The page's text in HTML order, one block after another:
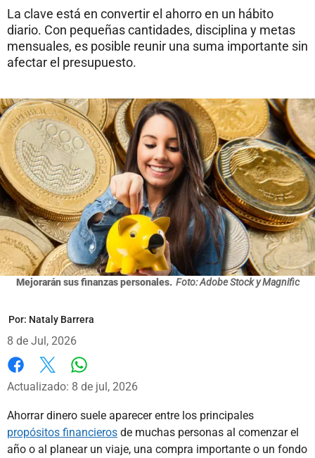
La clave está en convertir el ahorro en un hábito
diario. Con pequeñas cantidades, disciplina y metas
mensuales, es posible reunir una suma importante sin
afectar el presupuesto.
Mejorarán sus finanzas personales. Foto: Adobe Stock y Magnific
Por: Nataly Barrera
8 de Jul, 2026
Facebook
X
Actualizado: 8 de jul, 2026
Ahorrar dinero suele aparecer entre los principales
propósitos financieros de muchas personas al comenzar el
año o al planear un viaje, una compra importante o un fondo